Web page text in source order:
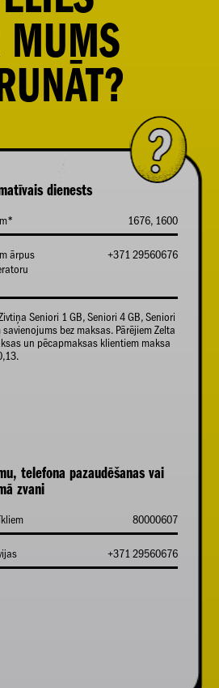
MUMS
dienests
1676, 1600
ārpus
+371 29560676
Seniori 1 GB, Seniori 4 GB, Seniori
bez maksas. Pārējiem Zelta
un pēcapmaksas klientiem maksa
telefona pazaudēšanas vai
zvani
80000607
+371 29560676